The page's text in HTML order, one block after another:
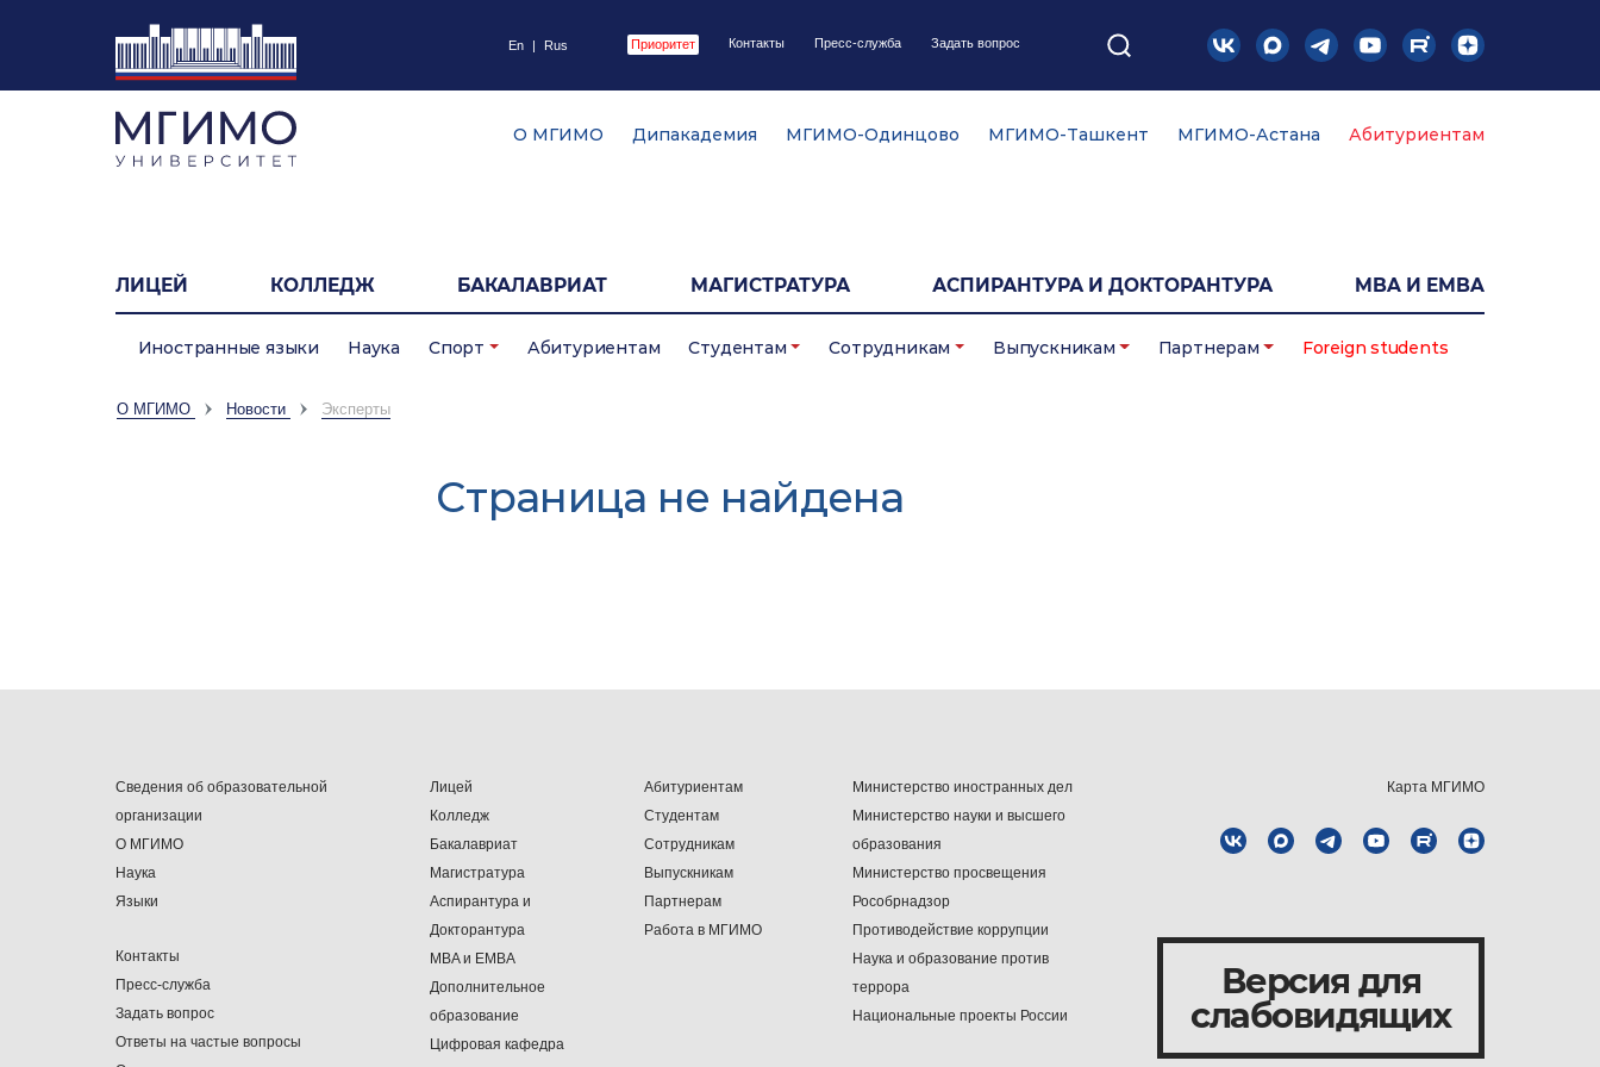
En | Rus Приоритет Контакты Пресс-служба Задать вопрос
О МГИМО Дипакадемия МГИМО-Одинцово МГИМО-Ташкент МГИМО-Астана Абитуриентам
ЛИЦЕЙ КОЛЛЕДЖ БАКАЛАВРИАТ МАГИСТРАТУРА АСПИРАНТУРА И ДОКТОРАНТУРА MBA И EMBA
Иностранные языки Наука Спорт Абитуриентам Студентам Сотрудникам Выпускникам Партнерам Foreign students
О МГИМО Новости Эксперты
Cтраница не найдена
Сведения об образовательной
организации
О МГИМО
Наука
Языки
Контакты
Пресс-служба
Задать вопрос
Ответы на частые вопросы
Лицей
Колледж
Бакалавриат
Магистратура
Аспирантура и
Докторантура
MBA и EMBA
Дополнительное
образование
Цифровая кафедра
Абитуриентам
Студентам
Сотрудникам
Выпускникам
Партнерам
Работа в МГИМО
Министерство иностранных дел
Министерство науки и высшего
образования
Министерство просвещения
Рособрнадзор
Противодействие коррупции
Наука и образование против
террора
Национальные проекты России
Карта МГИМО
Версия для
слабовидящих